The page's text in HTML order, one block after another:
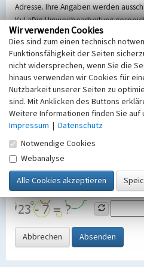
Adresse. Ihre Angaben werden
KuLaDig-Hinweisbearbeitung
Selbstverständlich werden diese
Telemediengesetzes, des
dem 25.05.2018 gültigen
(EU-DSGVO) vertraulich behandelt,
Hinweise zumDatenschutz
Nachricht
SicherheitsabfrageTragen Sie
Grafik ein
Abbrechen Absenden
Wir verwenden Cookies
Dies sind zum einen technisch
Funktionsfähigkeit der Seiten
nicht widersprechen, wenn Sie die
hinaus verwenden wir Cookies für
Nutzbarkeit unserer Seiten zu
sind. Mit Anklicken des Buttons
Weitere Informationen finden Sie
Impressum | Datenschutz
Notwendige Cookies
Webanalyse